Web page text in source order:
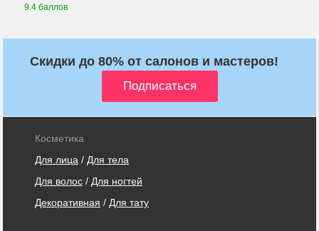
9.4 баллов
Скидки до 80% от салонов и мастеров!
Косметика
Для лица / Для тела
Для волос / Для ногтей
Декоративная / Для тату